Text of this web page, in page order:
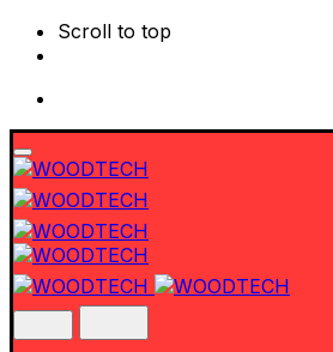
Scroll to top
Skip
to
content